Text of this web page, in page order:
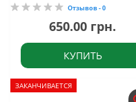
Отзывов - 0
650.00 грн.
КУПИТЬ
ЗАКАНЧИВАЕТСЯ